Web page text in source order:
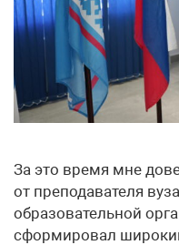
За это время мне
от преподавателя
образовательной
сформировал